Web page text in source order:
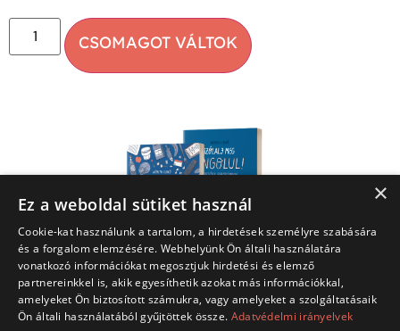
×
Ez a weboldal sütiket használ
Cookie-kat használunk a tartalom, a hirdetések személyre szabására
és a forgalom elemzésére. Webhelyünk Ön általi használatára
vonatkozó információkat megosztjuk hirdetési és elemző
partnereinkkel is, akik egyesíthetik azokat más információkkal,
amelyeket Ön biztosított számukra, vagy amelyeket a szolgáltatásaik
Ön általi használatából gyűjtöttek össze. Adatvédelmi irányelvek